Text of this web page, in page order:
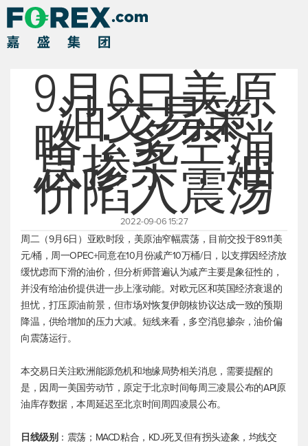
9月6日美原
油交易策
略：多空消
息掺杂，油
价陷入震荡
2022-09-06 15:27
周二（9月6日）亚欧时段， 美原油窄幅震荡，目前交投于89.11美
元/桶，周一OPEC+同意在10月份减产10万桶/日，以支撑因经济放
缓忧虑而下滑的油价，但分析师普遍认为减产主要是象征性的，
并没有给油价提供进一步上涨动能。对欧元区和英国经济衰退的
担忧，打压原油前景，但市场对恢复伊朗核协议达成一致的预期
降温，供给增加的压力大减。短线来看，多空消息掺杂，油价偏
向震荡运行。
本交易日关注欧洲能源危机和地缘局势相关消息，需要提醒的
是，因周一美国劳动节，原定于北京时间每周三凌晨公布的API原
油库存数据，本周延迟至北京时间周四凌晨公布。
日线级别 ：震荡；MACD粘合，KDJ死叉但有拐头迹象，均线交